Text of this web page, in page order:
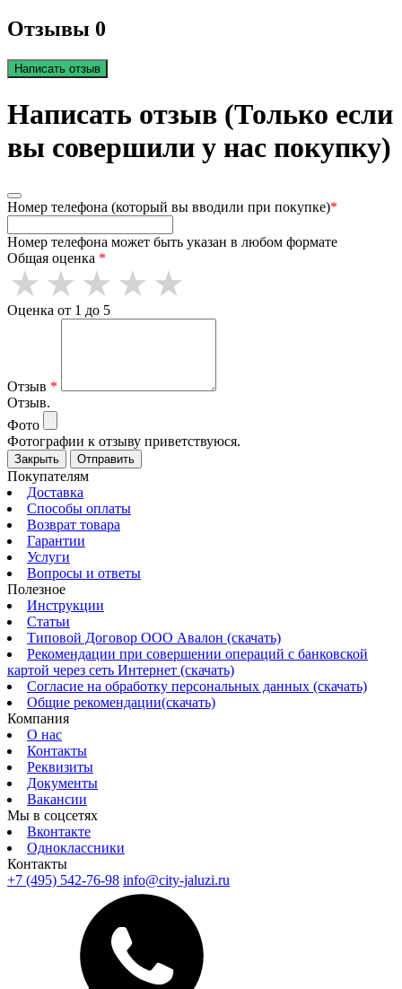
Отзывы 0
Написать отзыв
Написать отзыв (Только если
вы совершили у нас покупку)
Номер телефона (который вы вводили при покупке)*
Номер телефона может быть указан в любом формате
Общая оценка *
Оценка от 1 до 5
Отзыв *
Отзыв.
Фото
Фотографии к отзыву приветствуюся.
Закрыть Отправить
Покупателям
Доставка
Способы оплаты
Возврат товара
Гарантии
Услуги
Вопросы и ответы
Полезное
Инструкции
Статьи
Типовой Договор ООО Авалон (скачать)
Рекомендации при совершении операций с банковской
картой через сеть Интернет (скачать)
Согласие на обработку персональных данных (скачать)
Общие рекомендации(скачать)
Компания
О нас
Контакты
Реквизиты
Документы
Вакансии
Мы в соцсетях
Вконтакте
Одноклассники
Контакты
+7 (495) 542-76-98 info@city-jaluzi.ru